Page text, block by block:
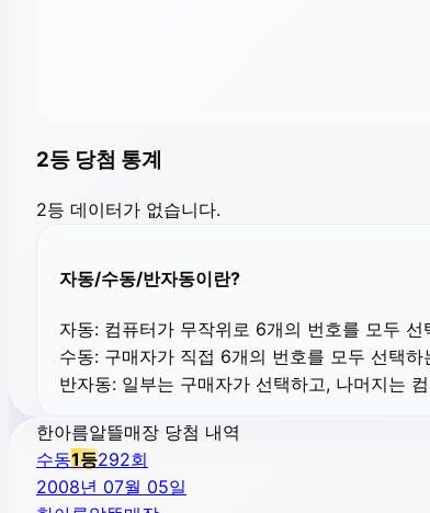
2등 당첨 통계
2등 데이터가 없습니다.
자동/수동/반자동이란?
자동: 컴퓨터가 무작위로 6개의 번호를 모두 선
수동: 구매자가 직접 6개의 번호를 모두 선택하
반자동: 일부는 구매자가 선택하고, 나머지는
한아름알뜰매장 당첨 내역
수동1등292회
2008년 07월 05일